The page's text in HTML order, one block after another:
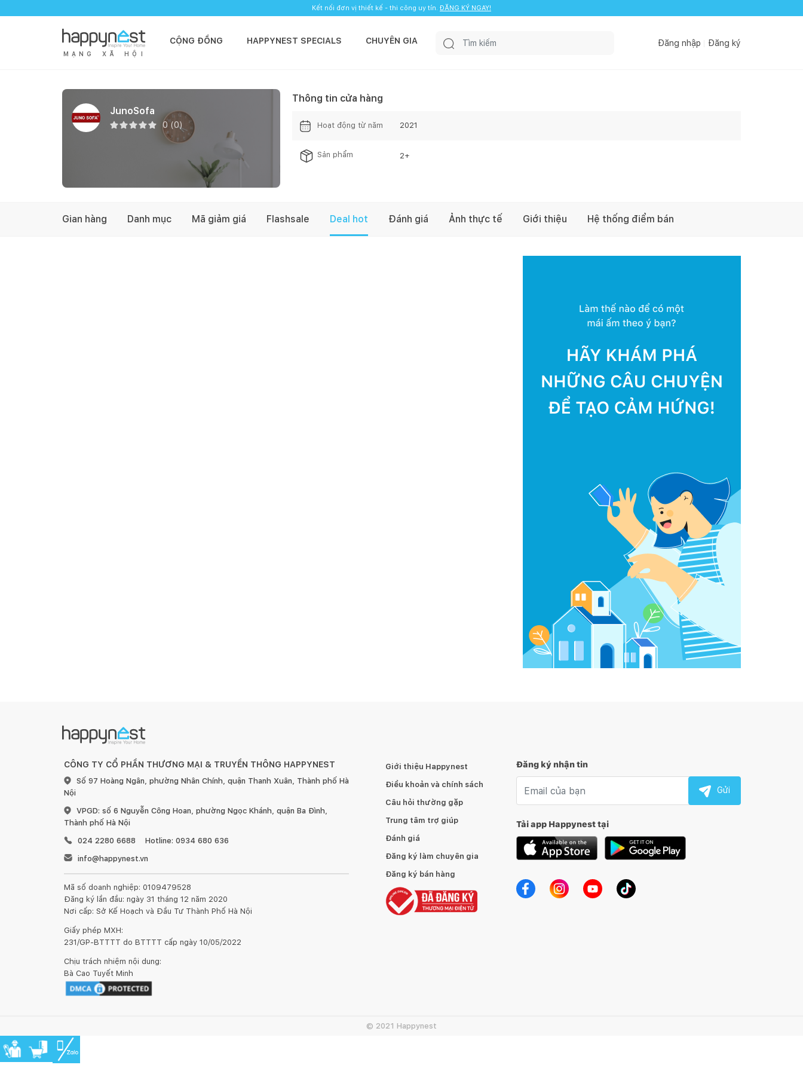
Kết nối đơn vị thiết kế - thi công uy tín. ĐĂNG KÝ NGAY!
M Ạ N G X Ã H Ộ I
CỘNG ĐỒNG HAPPYNEST SPECIALS CHUYÊN GIA Đăng nhập Đăng ký
JunoSofa
0 (0)
Thông tin cửa hàng
Hoạt động từ năm 2021
Sản phẩm 2+
Gian hàng Danh mục Mã giảm giá Flashsale Deal hot Đánh giá Ảnh thực tế Giới thiệu Hệ thống điểm bán
CÔNG TY CỔ PHẦN THƯƠNG MẠI & TRUYỀN THÔNG HAPPYNEST
Số 97 Hoàng Ngân, phường Nhân Chính, quận Thanh Xuân, Thành phố Hà
Nội
VPGD: số 6 Nguyễn Công Hoan, phường Ngọc Khánh, quận Ba Đình,
Thành phố Hà Nội
024 2280 6688
Hotline: 0934 680 636
info@happynest.vn
Mã số doanh nghiệp: 0109479528
Đăng ký lần đầu: ngày 31 tháng 12 năm 2020
Nơi cấp: Sở Kế Hoạch và Đầu Tư Thành Phố Hà Nội
Giấy phép MXH:
231/GP-BTTTT do BTTTT cấp ngày 10/05/2022
Chịu trách nhiệm nội dung:
Bà Cao Tuyết Minh
Giới thiệu Happynest
Điều khoản và chính sách
Câu hỏi thường gặp
Trung tâm trợ giúp
Đánh giá
Đăng ký làm chuyên gia
Đăng ký bán hàng
Đăng ký nhận tin
Gửi
Tải app Happynest tại
© 2021 Happynest